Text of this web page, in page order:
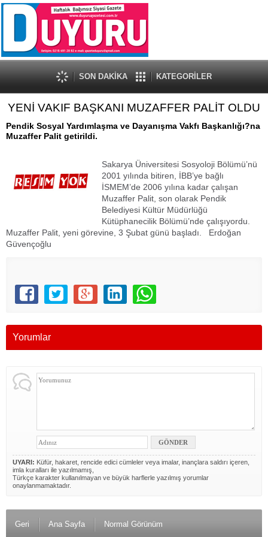
SON DAKİKA KATEGORİLER
YENİ VAKIF BAŞKANI MUZAFFER PALİT OLDU
Pendik Sosyal Yardımlaşma ve Dayanışma Vakfı Başkanlığı?na
Muzaffer Palit getirildi.
Sakarya Üniversitesi Sosyoloji Bölümü’nü
2001 yılında bitiren, İBB’ye bağlı
İSMEM’de 2006 yılına kadar çalışan
Muzaffer Palit, son olarak Pendik
Belediyesi Kültür Müdürlüğü
Kütüphanecilik Bölümü’nde çalışıyordu.
Muzaffer Palit, yeni görevine, 3 Şubat günü başladı. Erdoğan
Güvençoğlu
Yorumlar
UYARI: Küfür, hakaret, rencide edici cümleler veya imalar, inançlara saldırı içeren,
imla kuralları ile yazılmamış,
Türkçe karakter kullanılmayan ve büyük harflerle yazılmış yorumlar
onaylanmamaktadır.
Geri Ana Sayfa Normal Görünüm